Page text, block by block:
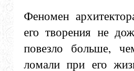
Феномен
его творения не
повезло больше,
ломали при его